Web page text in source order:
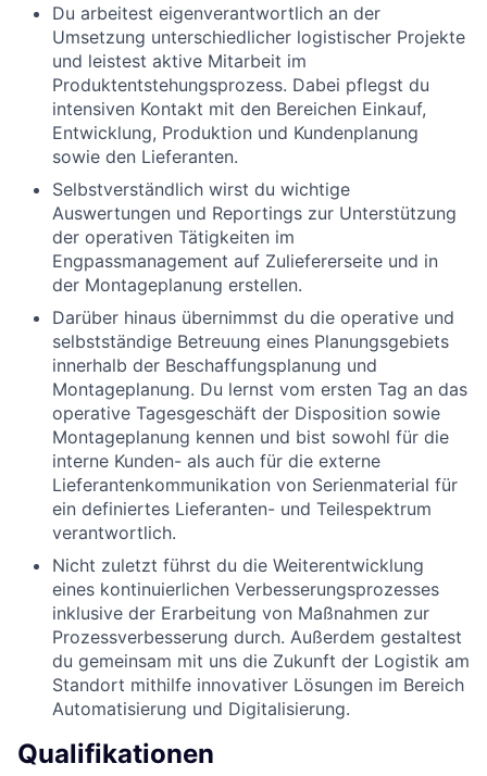
Du arbeitest eigenverantwortlich an der
Umsetzung unterschiedlicher logistischer Projekte
und leistest aktive Mitarbeit im
Produktentstehungsprozess. Dabei pflegst du
intensiven Kontakt mit den Bereichen Einkauf,
Entwicklung, Produktion und Kundenplanung
sowie den Lieferanten.
Selbstverständlich wirst du wichtige
Auswertungen und Reportings zur Unterstützung
der operativen Tätigkeiten im
Engpassmanagement auf Zuliefererseite und in
der Montageplanung erstellen.
Darüber hinaus übernimmst du die operative und
selbstständige Betreuung eines Planungsgebiets
innerhalb der Beschaffungsplanung und
Montageplanung. Du lernst vom ersten Tag an das
operative Tagesgeschäft der Disposition sowie
Montageplanung kennen und bist sowohl für die
interne Kunden- als auch für die externe
Lieferantenkommunikation von Serienmaterial für
ein definiertes Lieferanten- und Teilespektrum
verantwortlich.
Nicht zuletzt führst du die Weiterentwicklung
eines kontinuierlichen Verbesserungsprozesses
inklusive der Erarbeitung von Maßnahmen zur
Prozessverbesserung durch. Außerdem gestaltest
du gemeinsam mit uns die Zukunft der Logistik am
Standort mithilfe innovativer Lösungen im Bereich
Automatisierung und Digitalisierung.
Qualifikationen